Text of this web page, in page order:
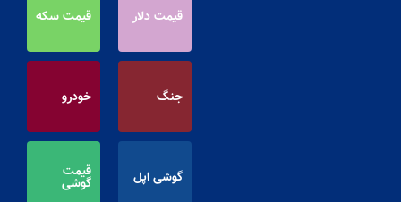
قیمت دلار قیمت سکه
جنگ خودرو
گوشی اپل قیمت
گوشی